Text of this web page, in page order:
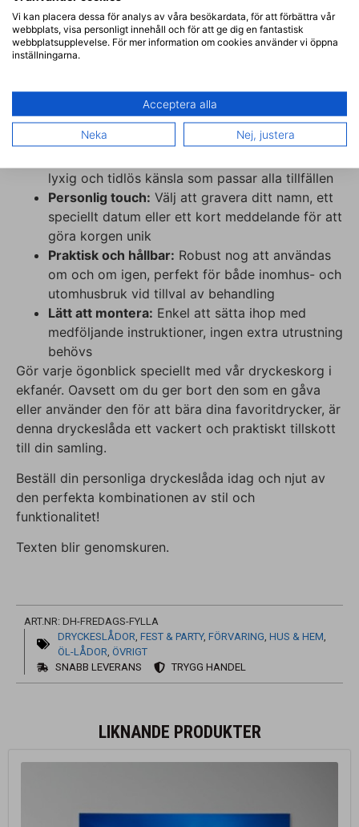
använda produkten utomhus så välj ovan
behandling.
Montering:
Funktioner:
lyxig och tidlös känsla som passar alla tillfällen
Personlig touch: Välj att gravera ditt namn, ett
speciellt datum eller ett kort meddelande för att
göra korgen unik
Praktisk och hållbar: Robust nog att användas
om och om igen, perfekt för både inomhus- och
utomhusbruk vid tillval av behandling
Lätt att montera: Enkel att sätta ihop med
medföljande instruktioner, ingen extra utrustning
behövs
Gör varje ögonblick speciellt med vår dryckeskorg i
ekfanér. Oavsett om du ger bort den som en gåva
eller använder den för att bära dina favoritdrycker, är
denna dryckeslåda ett vackert och praktiskt tillskott
till din samling.
Beställ din personliga dryckeslåda idag och njut av
den perfekta kombinationen av stil och
funktionalitet!
Texten blir genomskuren.
ART.NR: DH-FREDAGS-FYLLA
DRYCKESLÅDOR, FEST & PARTY, FÖRVARING, HUS & HEM,
ÖL-LÅDOR, ÖVRIGT
SNABB LEVERANS
TRYGG HANDEL
LIKNANDE PRODUKTER
Vi kan placera dessa för analys av våra besökardata, för att förbättra vår
webbplats, visa personligt innehåll och för att ge dig en fantastisk
webbplatsupplevelse. För mer information om cookies använder vi öppna
inställningarna.
Acceptera alla
Neka Nej, justera